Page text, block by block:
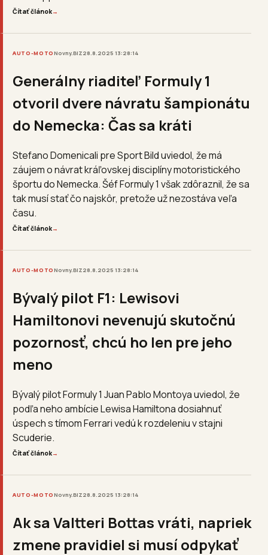
Čítať článok→
AUTO-MOTONovny.BIZ28.8.2025 13:28:14
Generálny riaditeľ Formuly 1
otvoril dvere návratu šampionátu
do Nemecka: Čas sa kráti
Stefano Domenicali pre Sport Bild uviedol, že má
záujem o návrat kráľovskej disciplíny motoristického
športu do Nemecka. Šéf Formuly 1 však zdôraznil, že sa
tak musí stať čo najskôr, pretože už nezostáva veľa
času.
Čítať článok→
AUTO-MOTONovny.BIZ28.8.2025 13:28:14
Bývalý pilot F1: Lewisovi
Hamiltonovi nevenujú skutočnú
pozornosť, chcú ho len pre jeho
meno
Bývalý pilot Formuly 1 Juan Pablo Montoya uviedol, že
podľa neho ambície Lewisa Hamiltona dosiahnuť
úspech s tímom Ferrari vedú k rozdeleniu v stajni
Scuderie.
Čítať článok→
AUTO-MOTONovny.BIZ28.8.2025 13:28:14
Ak sa Valtteri Bottas vráti, napriek
zmene pravidiel si musí odpykať